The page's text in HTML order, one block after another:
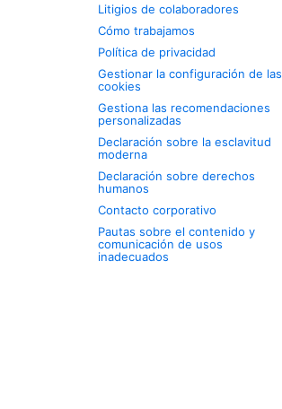
Litigios de colaboradores
Cómo trabajamos
Política de privacidad
Gestionar la configuración de las
cookies
Gestiona las recomendaciones
personalizadas
Declaración sobre la esclavitud
moderna
Declaración sobre derechos
humanos
Contacto corporativo
Pautas sobre el contenido y
comunicación de usos
inadecuados